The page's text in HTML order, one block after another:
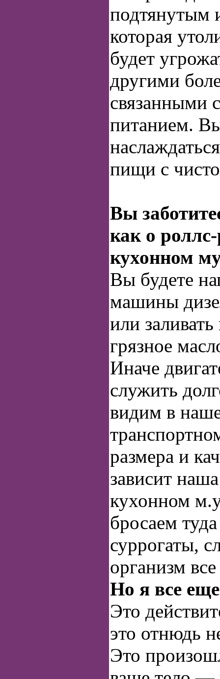
подтянутым
которая
будет
другими
связанными
питанием.
пищи с
Вы
как о
кухонном
Вы будете
машины
или заливать
грязное
Иначе
служить
видим в
размера и
зависит
кухонном
бросаем
суррогаты,
организм
Но я все
Это
это отнюдь
Это